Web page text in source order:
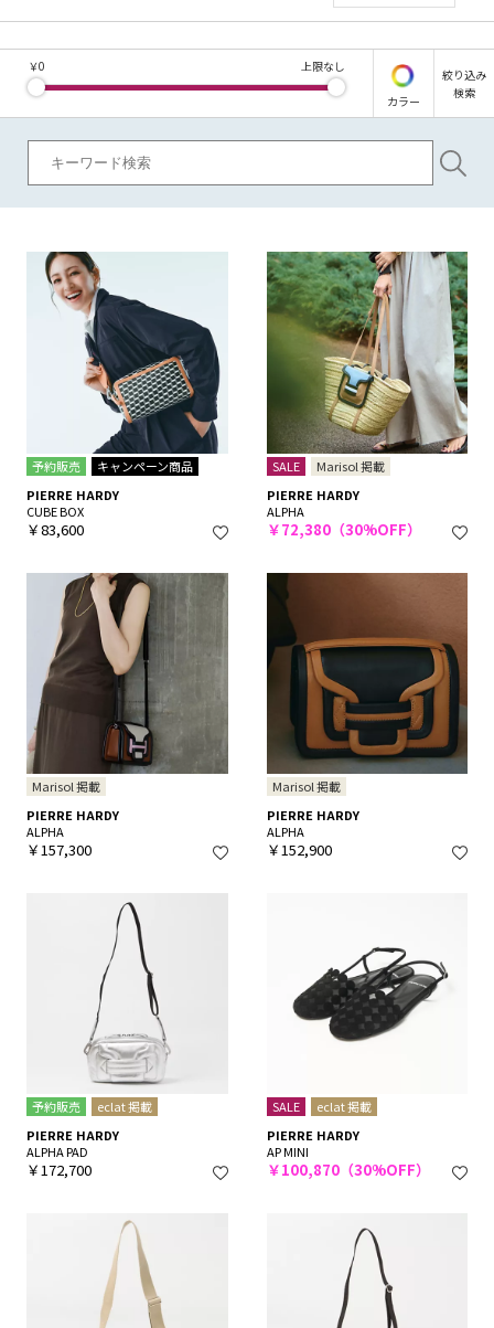
￥0 上限なし
カラー
絞り込み
検索
予約販売
キャンペーン商品
PIERRE HARDY
CUBE BOX
￥83,600
SALE
Marisol 掲載
PIERRE HARDY
ALPHA
￥72,380（30%OFF）
Marisol 掲載
PIERRE HARDY
ALPHA
￥157,300
Marisol 掲載
PIERRE HARDY
ALPHA
￥152,900
予約販売
eclat 掲載
PIERRE HARDY
ALPHA PAD
￥172,700
SALE
eclat 掲載
PIERRE HARDY
AP MINI
￥100,870（30%OFF）